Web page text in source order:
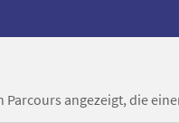
angezeigt, die